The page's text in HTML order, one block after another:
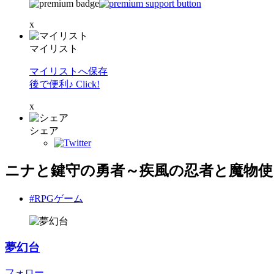
x
マイリスト
マイリストへ保存
後で便利♪ Click!
x
シェア
ニナと鍵守の勇者～疾風の忍者と魔物
#RPGゲーム
夢幻台